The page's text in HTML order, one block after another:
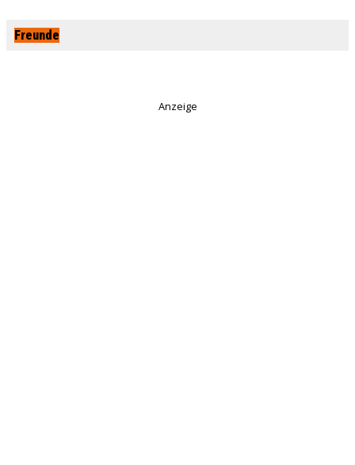
Freunde
Anzeige